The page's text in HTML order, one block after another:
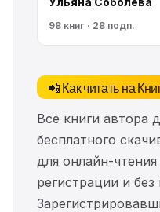
98 книг · 28 подп.
📲 Как читать на
Все книги автора
бесплатного
для онлайн-
регистрации и